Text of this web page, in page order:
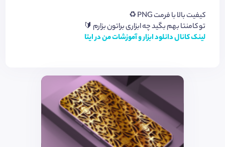
کیفیت بالا با فرمت PNG ♻️
تو کامنتا بهم بگید چه ابزاری براتون بزارم 🔰
لینک کانال دانلود ابزار و آموزشات من در ایتا